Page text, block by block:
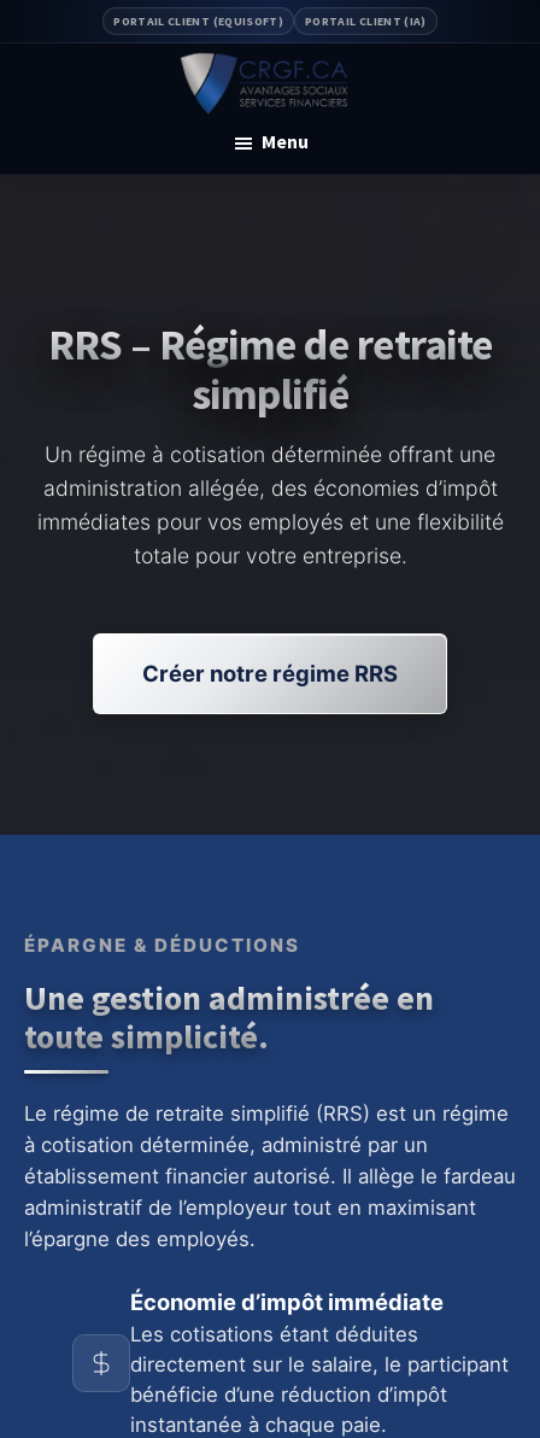
PORTAIL CLIENT (EQUISOFT) PORTAIL CLIENT (IA)
Régime
de
Menu
RRS – Régime de retraite
simplifié
Un régime à cotisation déterminée offrant une
administration allégée, des économies d’impôt
immédiates pour vos employés et une flexibilité
totale pour votre entreprise.
Créer notre régime RRS
ÉPARGNE & DÉDUCTIONS
Une gestion administrée en
toute simplicité.
Le régime de retraite simplifié (RRS) est un régime
à cotisation déterminée, administré par un
établissement financier autorisé. Il allège le fardeau
administratif de l’employeur tout en maximisant
l’épargne des employés.
Économie d’impôt immédiate
Les cotisations étant déduites
directement sur le salaire, le participant
bénéficie d’une réduction d’impôt
instantanée à chaque paie.